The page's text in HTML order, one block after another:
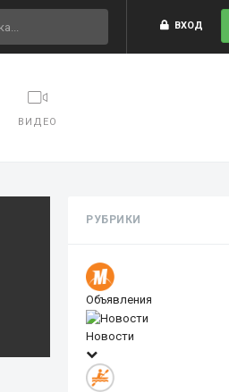
ВХОД
ВИДЕО
РУБРИКИ
Объявления
Новости